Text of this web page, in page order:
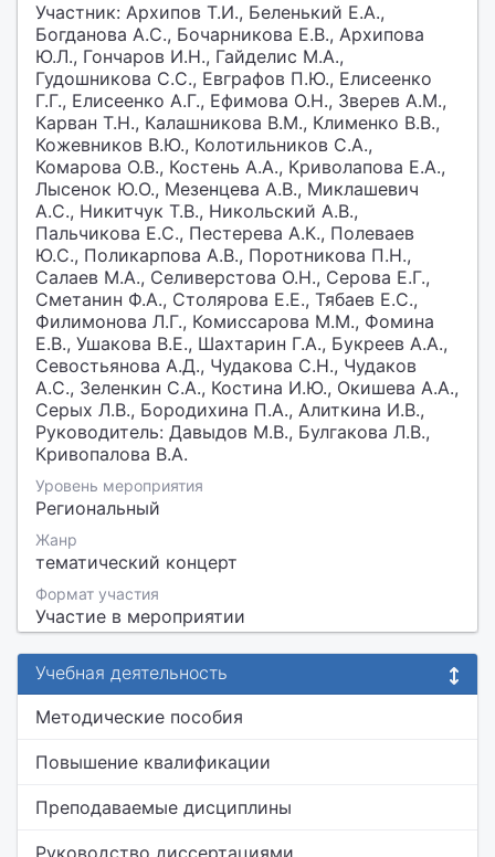
Участник: Архипов Т.И., Беленький Е.А.,
Богданова А.С., Бочарникова Е.В., Архипова
Ю.Л., Гончаров И.Н., Гайделис М.А.,
Гудошникова С.С., Евграфов П.Ю., Елисеенко
Г.Г., Елисеенко А.Г., Ефимова О.Н., Зверев А.М.,
Карван Т.Н., Калашникова В.М., Клименко В.В.,
Кожевников В.Ю., Колотильников С.А.,
Комарова О.В., Костень А.А., Криволапова Е.А.,
Лысенок Ю.О., Мезенцева А.В., Миклашевич
А.С., Никитчук Т.В., Никольский А.В.,
Пальчикова Е.С., Пестерева А.К., Полеваев
Ю.С., Поликарпова А.В., Поротникова П.Н.,
Салаев М.А., Селиверстова О.Н., Серова Е.Г.,
Сметанин Ф.А., Столярова Е.Е., Тябаев Е.С.,
Филимонова Л.Г., Комиссарова М.М., Фомина
Е.В., Ушакова В.Е., Шахтарин Г.А., Букреев А.А.,
Севостьянова А.Д., Чудакова С.Н., Чудаков
А.С., Зеленкин С.А., Костина И.Ю., Окишева А.А.,
Серых Л.В., Бородихина П.А., Алиткина И.В.,
Руководитель: Давыдов М.В., Булгакова Л.В.,
Кривопалова В.А.
Уровень мероприятия
Региональный
Жанр
тематический концерт
Формат участия
Участие в мероприятии
Учебная деятельность
Методические пособия
Повышение квалификации
Преподаваемые дисциплины
Руководство диссертациями